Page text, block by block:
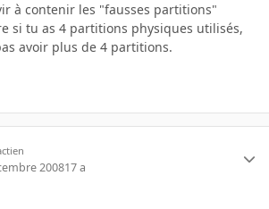
à contenir les "fausses partitions"
si tu as 4 partitions physiques utilisés,
avoir plus de 4 partitions.
200817 a